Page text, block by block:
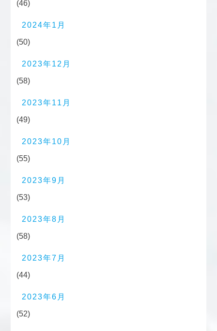
(46)
2024年1月
(50)
2023年12月
(58)
2023年11月
(49)
2023年10月
(55)
2023年9月
(53)
2023年8月
(58)
2023年7月
(44)
2023年6月
(52)